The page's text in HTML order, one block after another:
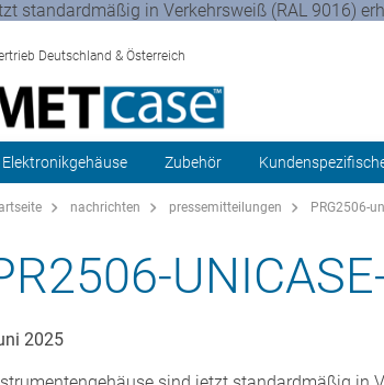
standardmäßig in Verkehrsweiß (RAL 9016)
Deutschland & Österreich
Elektronikgehäuse Zubehör
nachrichten pressemitteilungen PRG2506-
2025